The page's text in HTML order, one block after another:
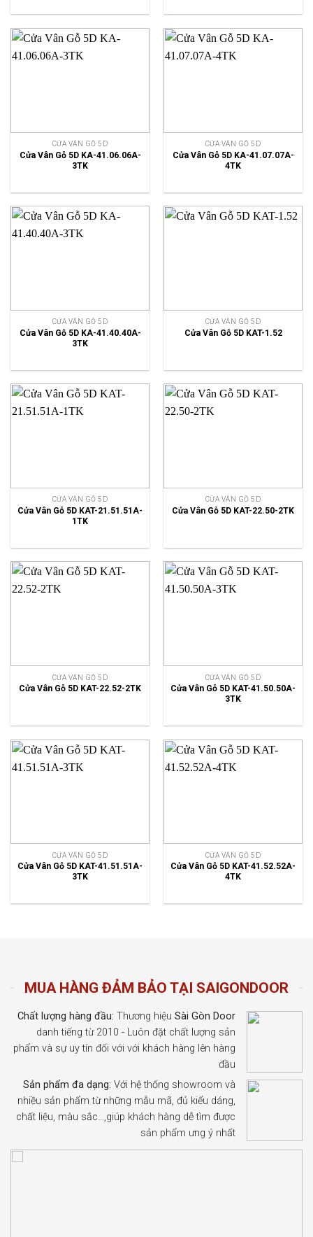
CỬA VÂN GỖ 5D
Cửa Vân Gỗ 5D KA-41.06.06A-
3TK
CỬA VÂN GỖ 5D
Cửa Vân Gỗ 5D KA-41.07.07A-
4TK
CỬA VÂN GỖ 5D
Cửa Vân Gỗ 5D KA-41.40.40A-
3TK
CỬA VÂN GỖ 5D
Cửa Vân Gỗ 5D KAT-1.52
CỬA VÂN GỖ 5D
Cửa Vân Gỗ 5D KAT-21.51.51A-
1TK
CỬA VÂN GỖ 5D
Cửa Vân Gỗ 5D KAT-22.50-2TK
CỬA VÂN GỖ 5D
Cửa Vân Gỗ 5D KAT-22.52-2TK
CỬA VÂN GỖ 5D
Cửa Vân Gỗ 5D KAT-41.50.50A-
3TK
CỬA VÂN GỖ 5D
Cửa Vân Gỗ 5D KAT-41.51.51A-
3TK
CỬA VÂN GỖ 5D
Cửa Vân Gỗ 5D KAT-41.52.52A-
4TK
MUA HÀNG ĐẢM BẢO TẠI SAIGONDOOR
Chất lượng hàng đầu: Thương hiệu Sài Gòn Door
danh tiếng từ 2010 - Luôn đặt chất lượng sản
phẩm và sự uy tín đối với với khách hàng lên hàng
đầu
Sản phẩm đa dạng: Với hệ thống showroom và
nhiều sản phẩm từ những mẫu mã, đủ kiểu dáng,
chất liệu, màu sắc…,giúp khách hàng dễ tìm được
sản phẩm ưng ý nhất